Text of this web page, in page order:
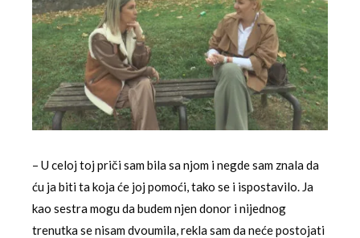
– U celoj toj priči sam bila sa njom i negde sam znala da
ću ja biti ta koja će joj pomoći, tako se i ispostavilo. Ja
kao sestra mogu da budem njen donor i nijednog
trenutka se nisam dvoumila, rekla sam da neće postojati